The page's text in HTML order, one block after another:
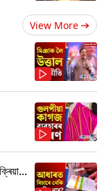
View More